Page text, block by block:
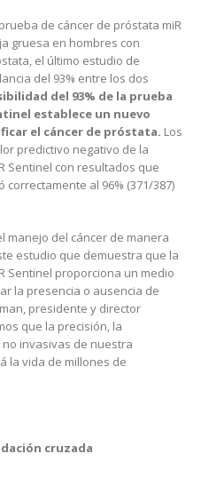
de cáncer de próstata miR
gruesa en hombres con
el último estudio de
del 93% entre los dos
del 93% de la prueba
establece un nuevo
el cáncer de próstata. Los
predictivo negativo de la
Sentinel con resultados que
al 96% (371/387)
manejo del cáncer de manera
estudio que demuestra que la
Sentinel proporciona un medio
la presencia o ausencia de
presidente y director
que la precisión, la
invasivas de nuestra
la vida de millones de
cruzada